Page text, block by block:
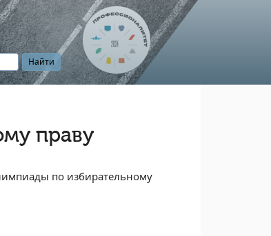
праву
по избирательному